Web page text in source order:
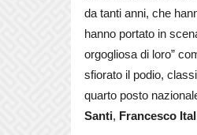
da tanti anni, che
hanno portato in
orgogliosa di loro”
sfiorato il podio,
quarto posto
Santi, Francesco